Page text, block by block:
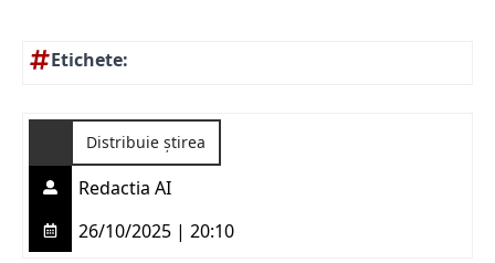
Etichete:
Distribuie știrea
Redactia AI
26/10/2025 | 20:10